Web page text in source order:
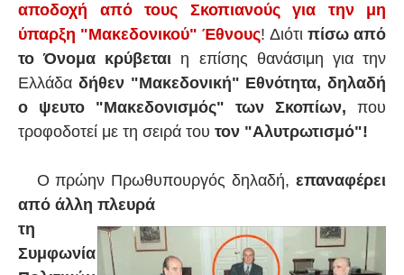
αποδοχή από τους Σκοπιανούς για την μη
ύπαρξη "Μακεδονικού" Έθνους! Διότι πίσω από
το Όνομα κρύβεται η επίσης θανάσιμη για την
Ελλάδα δήθεν "Μακεδονική" Εθνότητα, δηλαδή
ο ψευτο "Μακεδονισμός" των Σκοπίων, που
τροφοδοτεί με τη σειρά του τον "Αλυτρωτισμό"!
Ο πρώην Πρωθυπουργός δηλαδή, επαναφέρει
από άλλη πλευρά
τη
Συμφωνία